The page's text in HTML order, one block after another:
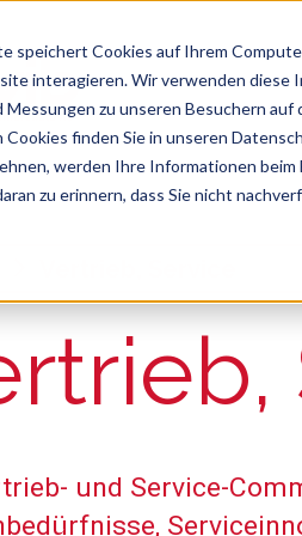
speichert Cookies auf Ihrem
interagieren. Wir verwenden diese
Messungen zu unseren Besuchern
finden Sie in unseren
werden Ihre Informationen
zu erinnern, dass Sie nicht
gibt keine Vorschläge, da
und Service-